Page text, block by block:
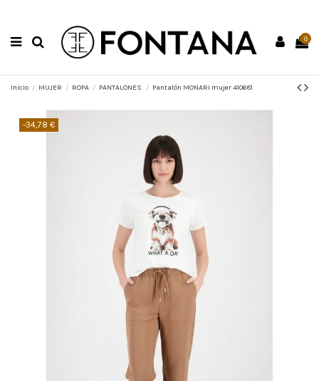
0
Inicio MUJER ROPA PANTALONES Pantalón MONARI mujer 410681
-34,78 €